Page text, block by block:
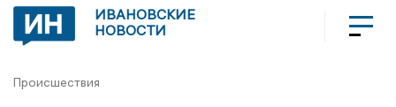
ИВАНОВСКИЕ
НОВОСТИ
Происшествия